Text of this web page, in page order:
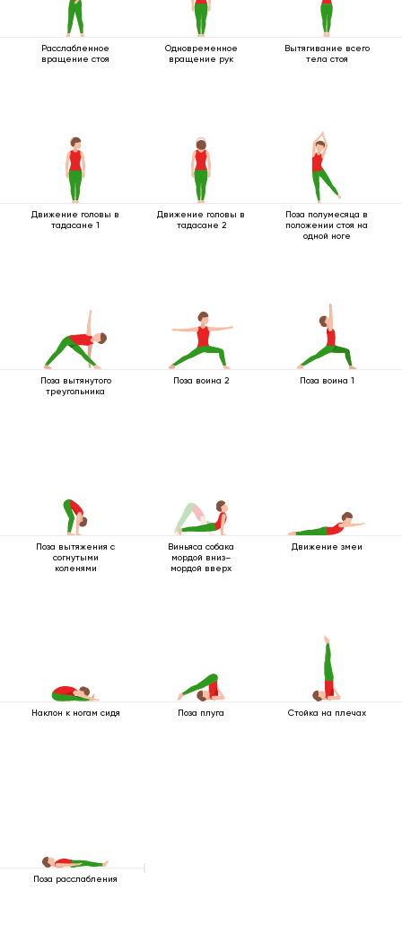
Расслабленное
вращение стоя
Одновременное
вращение рук
Вытягивание всего
тела стоя
Движение головы в
тадасане 1
Движение головы в
тадасане 2
Поза полумесяца в
положении стоя на
одной ноге
Поза вытянутого
треугольника
Поза воина 2 Поза воина 1
Поза вытяжения с
согнутыми
коленями
Виньяса собака
мордой вниз–
мордой вверх
Движение змеи
Наклон к ногам сидя Поза плуга Стойка на плечах
Поза расслабления